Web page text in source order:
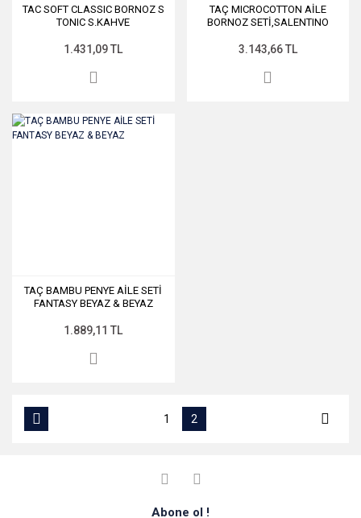
TAC SOFT CLASSIC BORNOZ S
TONIC S.KAHVE
1.431,09 TL
TAÇ MICROCOTTON AİLE
BORNOZ SETİ,SALENTINO
3.143,66 TL
TAÇ BAMBU PENYE AİLE SETİ
FANTASY BEYAZ & BEYAZ
1.889,11 TL
1 2
Abone ol !